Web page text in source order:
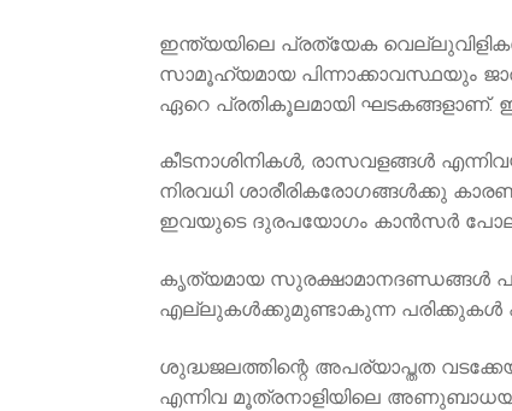
ഇന്ത്യയിലെ പ്രത്യേക
സാമൂഹ്യമായ പിന്നാക്കാവസ്ഥയും
ഏറെ പ്രതികൂലമായി ഘടകങ്ങളാണ്.
കീടനാശിനികള്‍, രാസവളങ്ങള്‍
നിരവധി ശാരീരികരോഗങ്ങള്‍ക്കു
ഇവയുടെ ദുരപയോഗം കാന്‍സര്‍
കൃത്യമായ സുരക്ഷാമാനദണ്ഡങ്ങള്‍
എല്ലുകള്‍ക്കുമുണ്ടാകുന്ന പരിക്കുകള്‍
ശുദ്ധജലത്തിന്റെ അപര്യാപ്തത
എന്നിവ മൂത്രനാളിയിലെ